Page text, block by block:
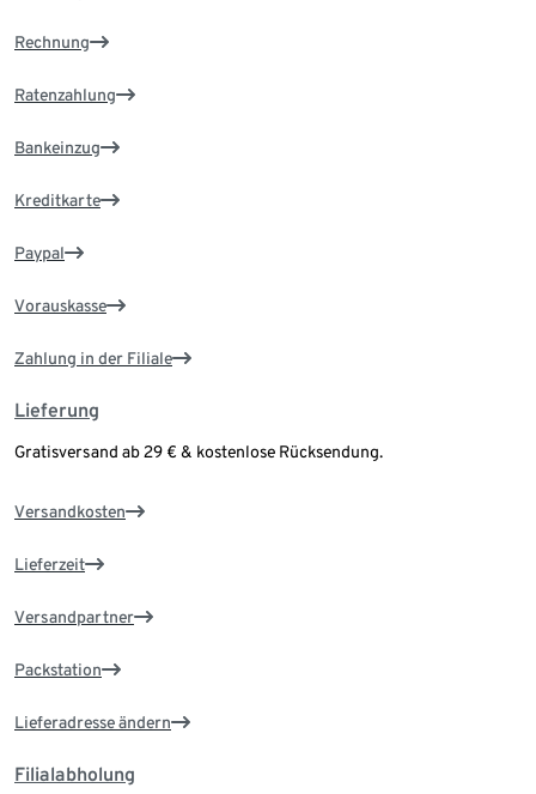
Rechnung
Ratenzahlung
Bankeinzug
Kreditkarte
Paypal
Vorauskasse
Zahlung in der Filiale
Lieferung
Gratisversand ab 29 € & kostenlose Rücksendung.
Versandkosten
Lieferzeit
Versandpartner
Packstation
Lieferadresse ändern
Filialabholung